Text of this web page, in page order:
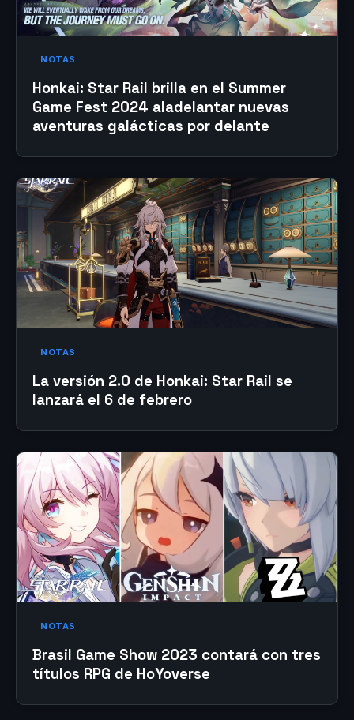
NOTAS
Honkai: Star Rail brilla en el Summer
Game Fest 2024 aladelantar nuevas
aventuras galácticas por delante
NOTAS
La versión 2.0 de Honkai: Star Rail se
lanzará el 6 de febrero
NOTAS
Brasil Game Show 2023 contará con tres
títulos RPG de HoYoverse